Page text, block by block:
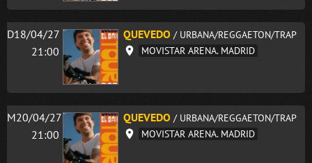
D18/04/27
21:00
QUEVEDO / URBANA/REGGAETON/TRAP
MOVISTAR ARENA. MADRID
M20/04/27
21:00
QUEVEDO / URBANA/REGGAETON/TRAP
MOVISTAR ARENA. MADRID